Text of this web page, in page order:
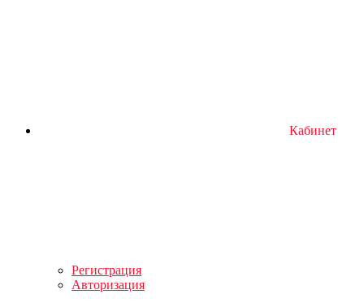
Кабинет
Регистрация
Авторизация